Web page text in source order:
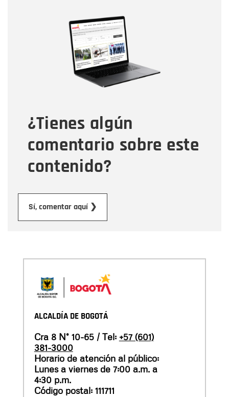
¿Tienes algún
comentario sobre este
contenido?
Sí, comentar aquí ❯
Correo electrónico
Tipo de comentario
Mensaje
ALCALDÍA DE BOGOTÁ
Cra 8 N° 10-65 / Tel: +57 (601)
381-3000
Horario de atención al público:
Lunes a viernes de 7:00 a.m. a
4:30 p.m.
Código postal: 111711